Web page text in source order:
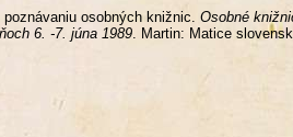
osobných knižnic. Osobné
6. -7. júna 1989 . Martin: Matice